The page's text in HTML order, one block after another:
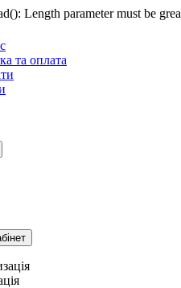
Length parameter must be
та оплата